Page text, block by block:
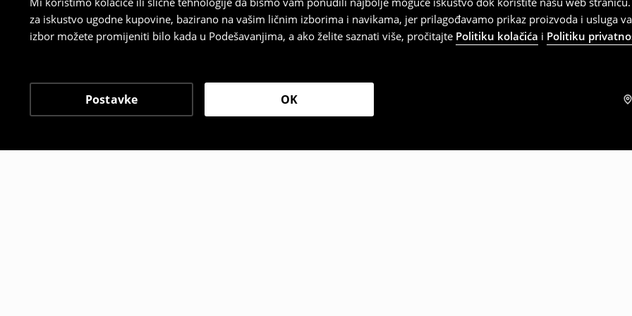
za iskustvo ugodne kupovine, bazirano na vašim ličnim izborima i navikama, jer prilagođavamo prikaz proizvoda i usluga
izbor možete promijeniti bilo kada u Podešavanjima, a ako želite saznati više, pročitajte Politiku kolačića i Politiku
Postavke OK